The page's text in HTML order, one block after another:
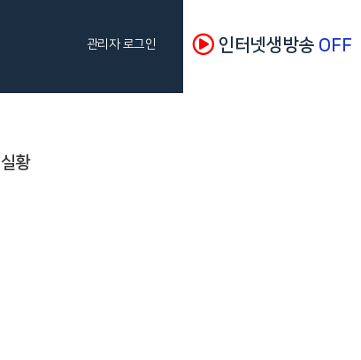
황
관리자 로그인 인터넷생방송 OFF